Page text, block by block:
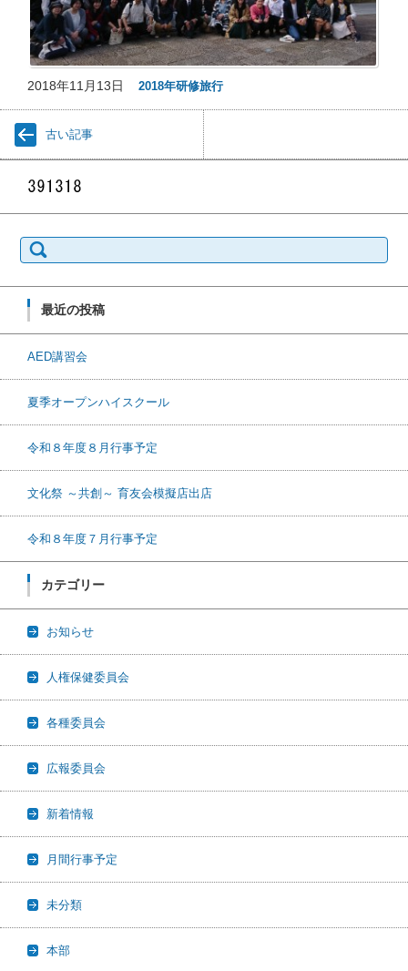
2018年11月13日 2018年研修旅行
古い記事
最近の投稿
AED講習会
夏季オープンハイスクール
令和８年度８月行事予定
文化祭 ～共創～ 育友会模擬店出店
令和８年度７月行事予定
カテゴリー
お知らせ
人権保健委員会
各種委員会
広報委員会
新着情報
月間行事予定
未分類
本部